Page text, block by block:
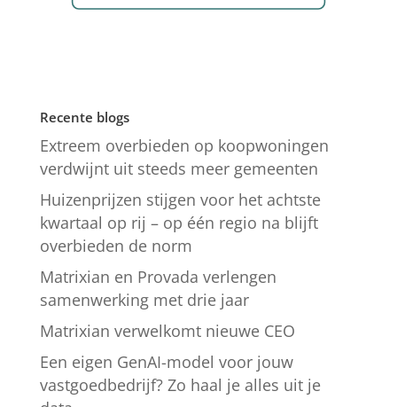
Recente blogs
Extreem overbieden op koopwoningen
verdwijnt uit steeds meer gemeenten
Huizenprijzen stijgen voor het achtste
kwartaal op rij – op één regio na blijft
overbieden de norm
Matrixian en Provada verlengen
samenwerking met drie jaar
Matrixian verwelkomt nieuwe CEO
Een eigen GenAI-model voor jouw
vastgoedbedrijf? Zo haal je alles uit je